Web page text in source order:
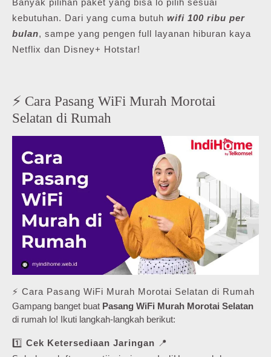
Banyak pilihan paket yang bisa lo pilih sesuai
kebutuhan. Dari yang cuma butuh wifi 100 ribu per
bulan, sampe yang pengen full layanan hiburan kaya
Netflix dan Disney+ Hotstar!
⚡ Cara Pasang WiFi Murah Morotai
Selatan di Rumah
⚡ Cara Pasang WiFi Murah Morotai Selatan di Rumah
Gampang banget buat Pasang WiFi Murah Morotai Selatan
di rumah lo! Ikuti langkah-langkah berikut:
1️⃣ Cek Ketersediaan Jaringan 📍